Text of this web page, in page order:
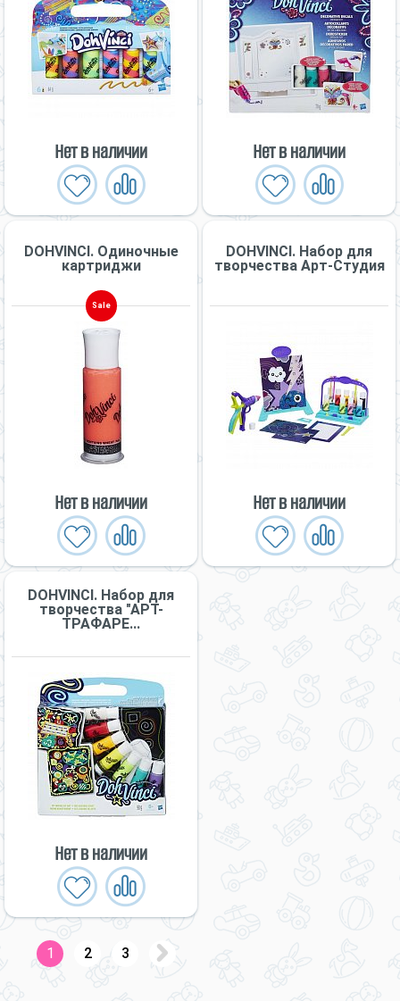
Нет в наличии Нет в наличии
DOHVINCI. Одиночные
картриджи
Sale
Нет в наличии
DOHVINCI. Набор для
творчества Арт-Студия
Нет в наличии
DOHVINCI. Набор для
творчества "АРТ-
ТРАФАРЕ...
Нет в наличии
1 2 3